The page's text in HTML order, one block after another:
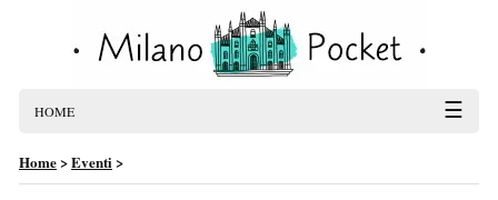
HOME ☰
Home>Eventi>